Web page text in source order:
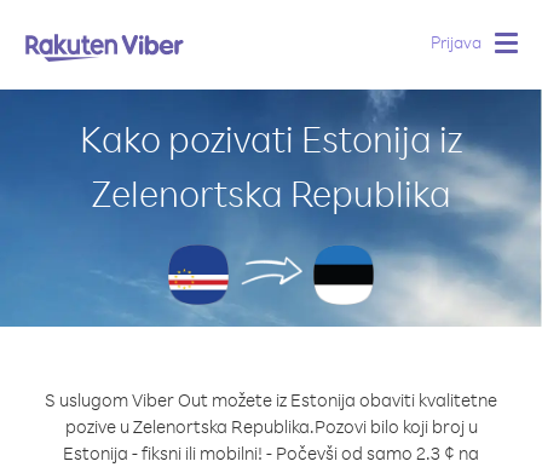
Prijava
Kako pozivati Estonija iz
Zelenortska Republika
S uslugom Viber Out možete iz Estonija obaviti kvalitetne
pozive u Zelenortska Republika.Pozovi bilo koji broj u
Estonija - fiksni ili mobilni! - Počevši od samo 2.3 ¢ na